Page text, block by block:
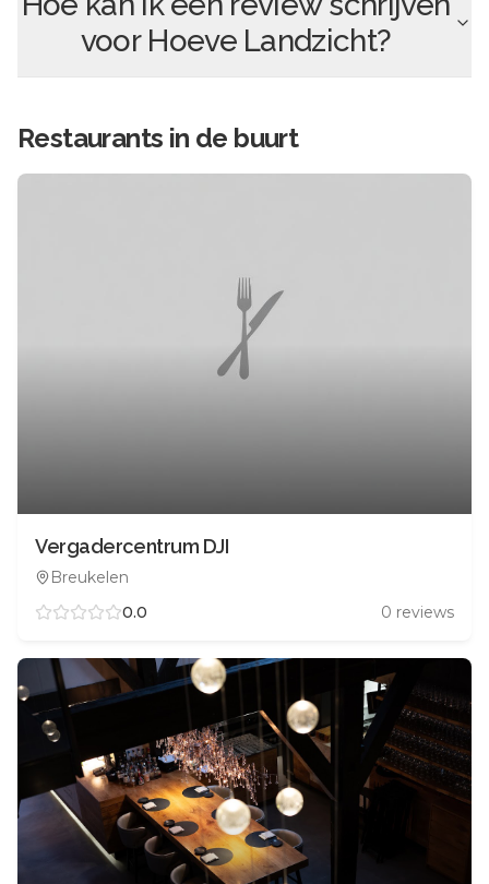
voor Hoeve Landzicht?
Restaurants in de buurt
Vergadercentrum DJI
Breukelen
0.0
0 reviews